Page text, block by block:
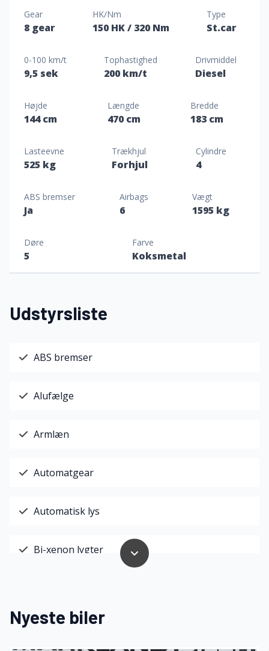
Gear
8 gear
HK/Nm
150 HK/ 320 Nm
Type
St.car
0-100 km/t
9,5 sek
Tophastighed
200 km/t
Drivmiddel
Diesel
Højde
144 cm
Længde
470 cm
Bredde
183 cm
Lasteevne
525 kg
Trækhjul
Forhjul
Cylindre
4
ABS bremser
Ja
Airbags
6
Vægt
1595 kg
Døre
5
Farve
Koksmetal
Udstyrsliste
ABS bremser
Alufælge
Armlæn
Automatgear
Automatisk lys
Bi-xenon lygter
Buet lys
Nyeste biler